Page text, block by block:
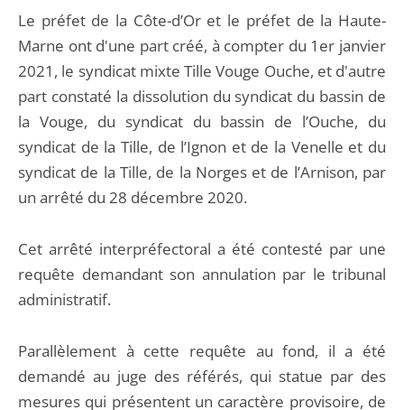
Le préfet de la Côte-d’Or et le préfet de la Haute-
Marne ont d'une part créé, à compter du 1er janvier
2021, le syndicat mixte Tille Vouge Ouche, et d'autre
part constaté la dissolution du syndicat du bassin de
la Vouge, du syndicat du bassin de l’Ouche, du
syndicat de la Tille, de l’Ignon et de la Venelle et du
syndicat de la Tille, de la Norges et de l’Arnison, par
un arrêté du 28 décembre 2020.
Cet arrêté interpréfectoral a été contesté par une
requête demandant son annulation par le tribunal
administratif.
Parallèlement à cette requête au fond, il a été
demandé au juge des référés, qui statue par des
mesures qui présentent un caractère provisoire, de